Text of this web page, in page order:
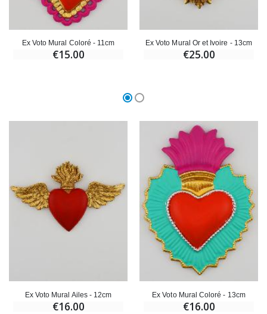
Ex Voto Mural Coloré - 11cm
€15.00
Ex Voto Mural Or et Ivoire - 13cm
€25.00
Ex Voto Mural Ailes - 12cm
€16.00
Ex Voto Mural Coloré - 13cm
€16.00